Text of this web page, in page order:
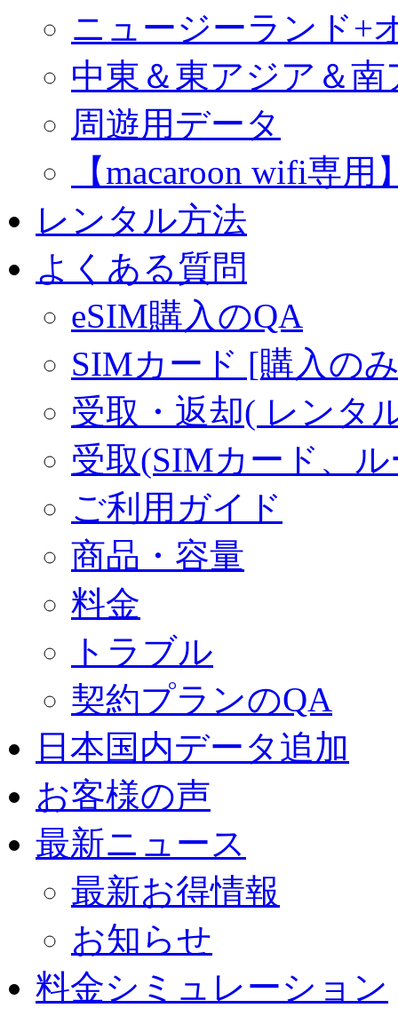
ニュージーランド+
中東＆東アジア＆
周遊用データ
【macaroon wifi専
レンタル方法
よくある質問
eSIM購入のQA
SIMカード [購入の
受取・返却( レンタ
受取(SIMカード、
ご利用ガイド
商品・容量
料金
トラブル
契約プランのQA
日本国内データ追加
お客様の声
最新ニュース
最新お得情報
お知らせ
料金シミュレーション